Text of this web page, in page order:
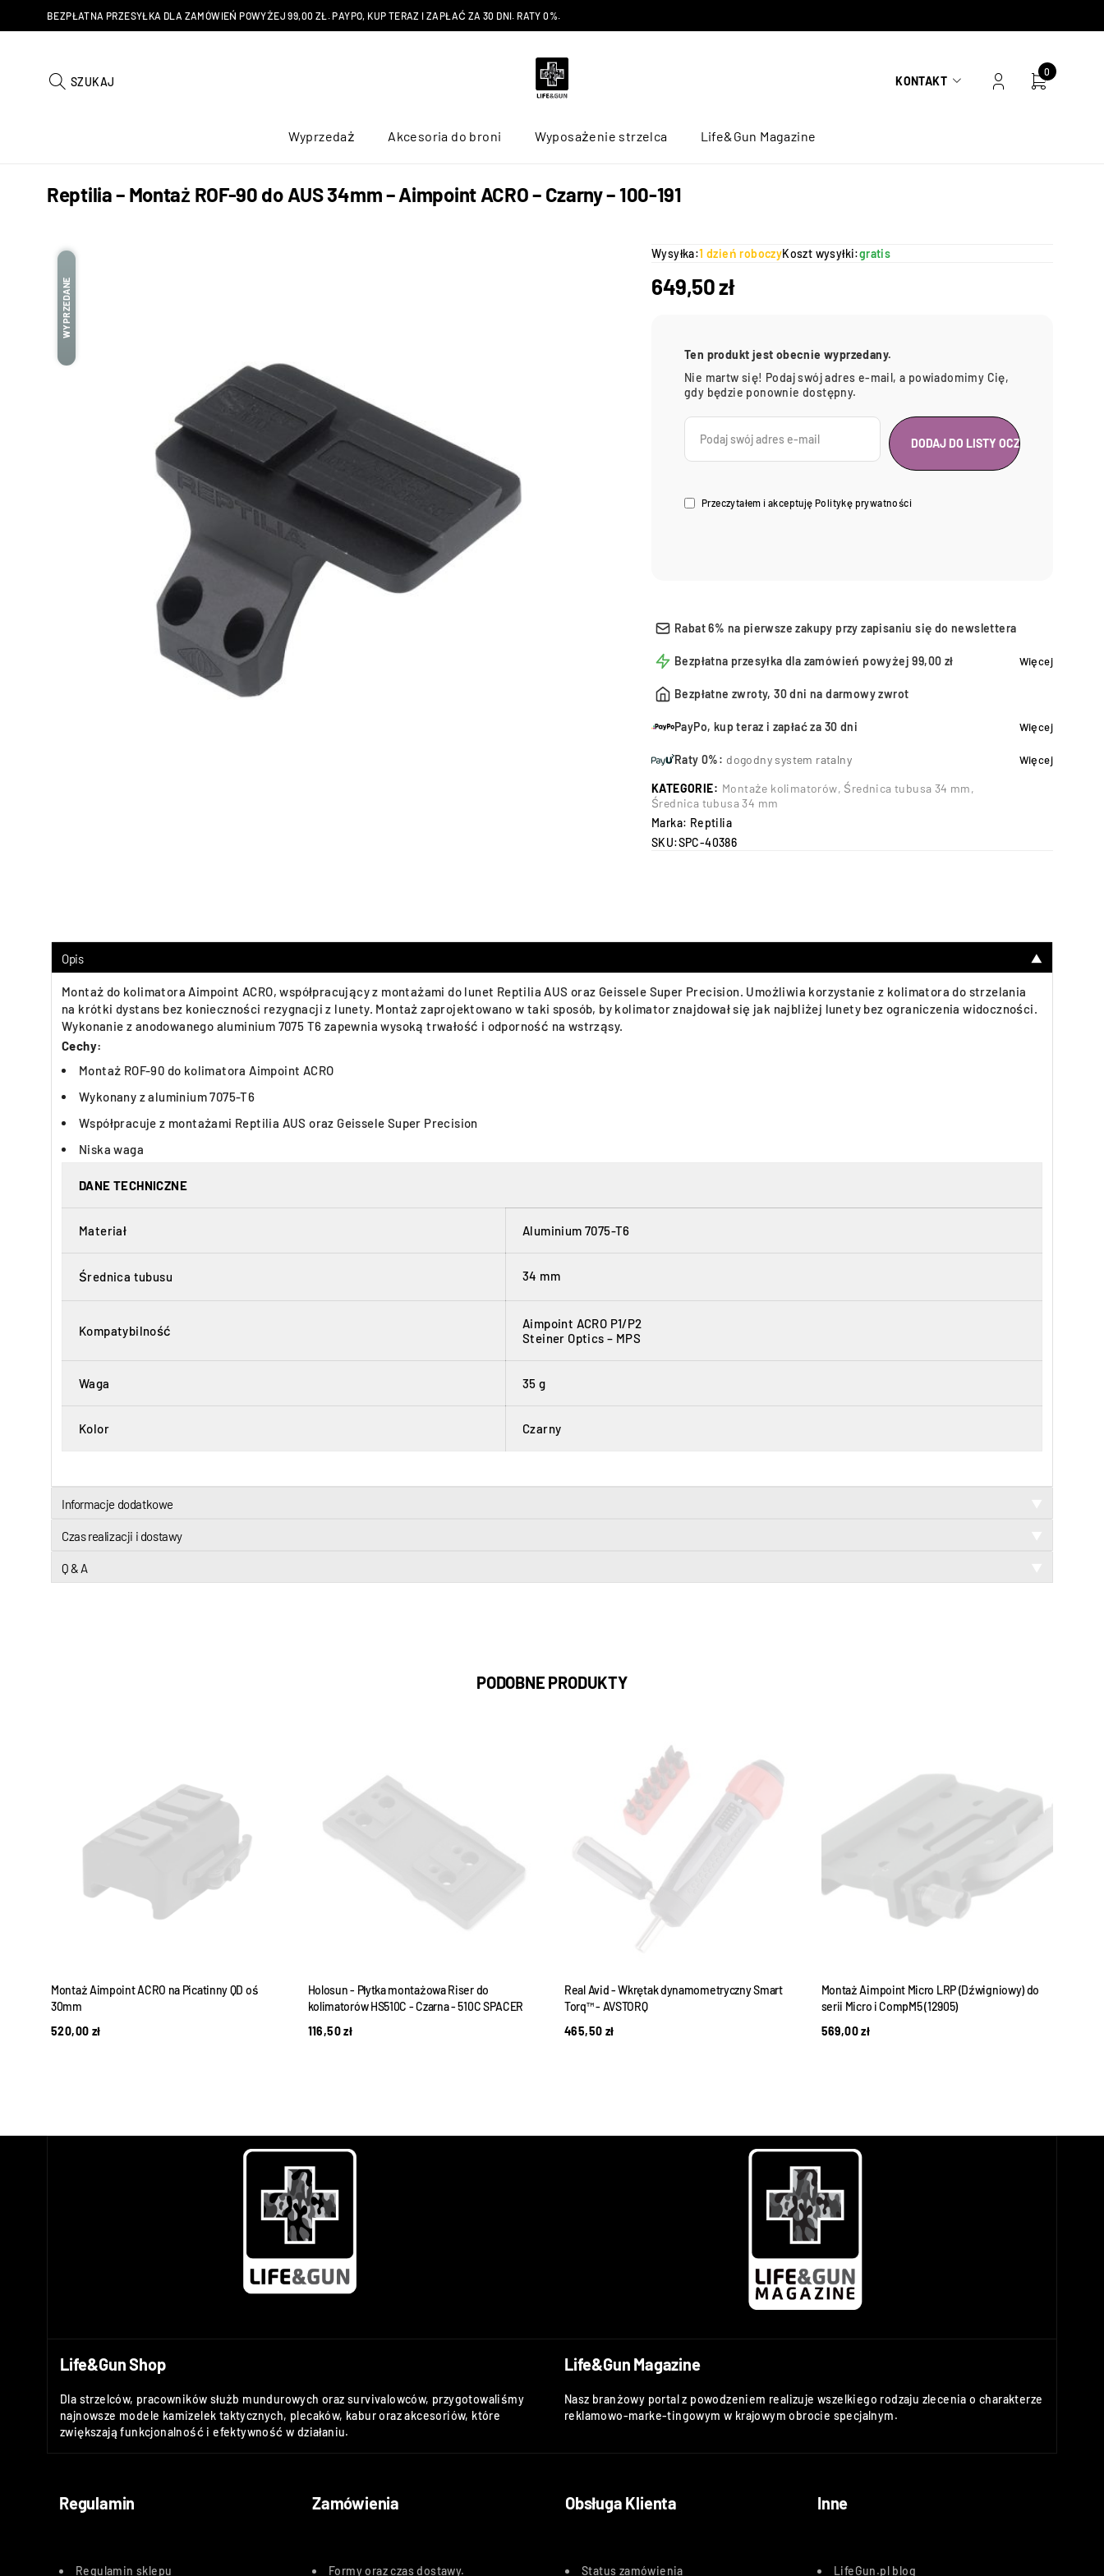
BEZPŁATNA PRZESYŁKA DLA ZAMÓWIEŃ POWYŻEJ 99,00 ZŁ. PAYPO, KUP TERAZ I ZAPŁAĆ ZA 30 DNI. RATY 0%.
SZUKAJ KONTAKT
0
Wyprzedaż Akcesoria do broni Wyposażenie strzelca Life&Gun Magazine
Reptilia – Montaż ROF-90 do AUS 34mm – Aimpoint ACRO – Czarny – 100-191
WYPRZEDANE
Wysyłka:1 dzień roboczyKoszt wysyłki:gratis
649,50zł
Ten produkt jest obecnie wyprzedany.
Nie martw się! Podaj swój adres e-mail, a powiadomimy Cię,
gdy będzie ponownie dostępny.
Przeczytałem i akceptuję Politykę prywatności
Rabat 6% na pierwsze zakupy przy zapisaniu się do newslettera
Bezpłatna przesyłka dla zamówień powyżej 99,00 zł Więcej
Bezpłatne zwroty, 30 dni na darmowy zwrot
PayPo, kup teraz i zapłać za 30 dni Więcej
Raty 0%: dogodny system ratalny Więcej
KATEGORIE: Montaże kolimatorów, Średnica tubusa 34 mm,
Średnica tubusa 34 mm
Marka: Reptilia
SKU:SPC-40386
Opis ▼
Montaż do kolimatora Aimpoint ACRO, współpracujący z montażami do lunet Reptilia AUS oraz Geissele Super Precision. Umożliwia korzystanie z kolimatora do strzelania
na krótki dystans bez konieczności rezygnacji z lunety. Montaż zaprojektowano w taki sposób, by kolimator znajdował się jak najbliżej lunety bez ograniczenia widoczności.
Wykonanie z anodowanego aluminium 7075 T6 zapewnia wysoką trwałość i odporność na wstrząsy.
Cechy:
Montaż ROF-90 do kolimatora Aimpoint ACRO
Wykonany z aluminium 7075-T6
Współpracuje z montażami Reptilia AUS oraz Geissele Super Precision
Niska waga
DANE TECHNICZNE
Materiał Aluminium 7075-T6
Średnica tubusu 34 mm
Kompatybilność
Aimpoint ACRO P1/P2
Steiner Optics – MPS⁣⁣
Waga 35 g
Kolor Czarny
Informacje dodatkowe
Czas realizacji i dostawy
Q & A
PODOBNE PRODUKTY
Montaż Aimpoint ACRO na Picatinny QD oś
30mm
520,00 zł
Holosun - Płytka montażowa Riser do
kolimatorów HS510C - Czarna - 510C SPACER
116,50zł
Real Avid - Wkrętak dynamometryczny Smart
Torq™ - AVSTORQ
465,50 zł
Montaż Aimpoint Micro LRP (Dźwigniowy) do
serii Micro i CompM5 (12905)
569,00zł
Life&Gun Shop
Dla strzelców, pracowników służb mundurowych oraz survivalowców, przygotowaliśmy
najnowsze modele kamizelek taktycznych, plecaków, kabur oraz akcesoriów, które
zwiększają funkcjonalność i efektywność w działaniu.
Life&Gun Magazine
Nasz branżowy portal z powodzeniem realizuje wszelkiego rodzaju zlecenia o charakterze
reklamowo-marke-tingowym w krajowym obrocie specjalnym.
Regulamin Zamówienia Obsługa Klienta Inne
Regulamin sklepu Formy oraz czas dostawy. Status zamówienia LifeGun.pl blog